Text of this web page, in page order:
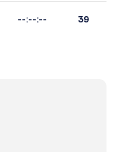
--:--:-- 39